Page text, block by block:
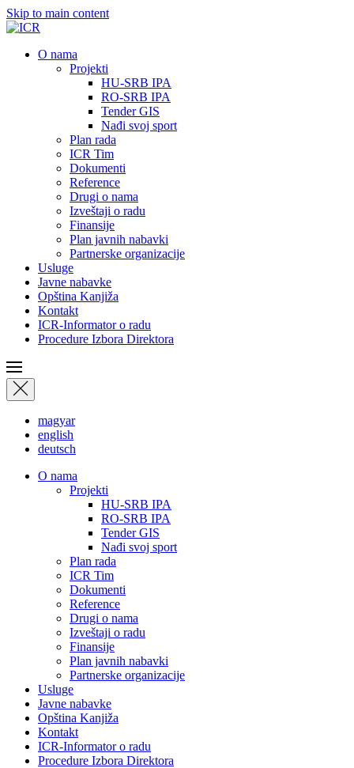
Skip to main content
О nama
Projekti
HU-SRB IPA
RO-SRB IPA
Tender GIS
Nađi svoj sport
Plan rada
ICR Tim
Dokumenti
Reference
Drugi o nama
Izveštaji o radu
Finansije
Plan javnih nabavki
Partnerske organizacije
Usluge
Javne nabavke
Opština Kanjiža
Kontakt
ICR-Informator o radu
Procedure Izbora Direktora
magyar
english
deutsch
О nama
Projekti
HU-SRB IPA
RO-SRB IPA
Tender GIS
Nađi svoj sport
Plan rada
ICR Tim
Dokumenti
Reference
Drugi o nama
Izveštaji o radu
Finansije
Plan javnih nabavki
Partnerske organizacije
Usluge
Javne nabavke
Opština Kanjiža
Kontakt
ICR-Informator o radu
Procedure Izbora Direktora